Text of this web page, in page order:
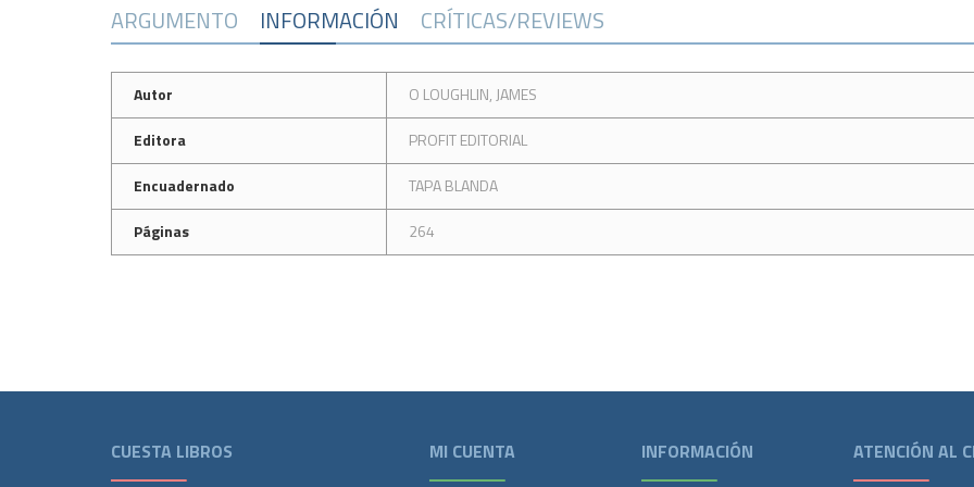
ARGUMENTO INFORMACIÓN CRÍTICAS/REVIEWS
Autor
O LOUGHLIN, JAMES
Editora
PROFIT EDITORIAL
Encuadernado
TAPA BLANDA
Páginas
264
CUESTA LIBROS MI CUENTA INFORMACIÓN ATENCIÓN AL